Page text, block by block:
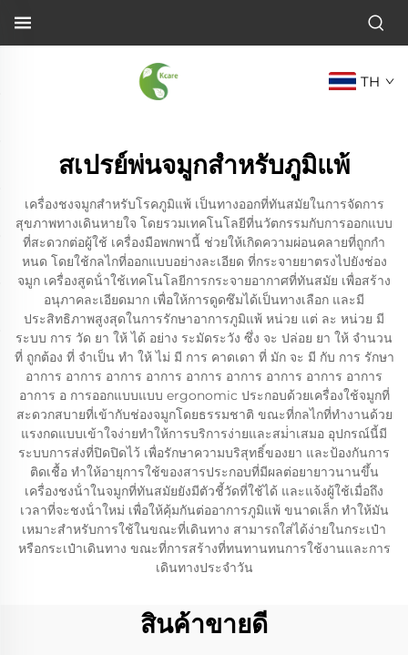
TH
สเปรย์พ่นจมูกสำหรับภูมิแพ้
เครื่องชงจมูกสําหรับโรคภูมิแพ้ เป็นทางออกที่ทันสมัยในการจัดการ
สุขภาพทางเดินหายใจ โดยรวมเทคโนโลยีที่นวัตกรรมกับการออกแบบ
ที่สะดวกต่อผู้ใช้ เครื่องมือพกพานี้ ช่วยให้เกิดความผ่อนคลายที่ถูกกํา
หนด โดยใช้กลไกที่ออกแบบอย่างละเอียด ที่กระจายยาตรงไปยังช่อง
จมูก เครื่องสูดน้ําใช้เทคโนโลยีการกระจายอากาศที่ทันสมัย เพื่อสร้าง
อนุภาคละเอียดมาก เพื่อให้การดูดซึมได้เป็นทางเลือก และมี
ประสิทธิภาพสูงสุดในการรักษาอาการภูมิแพ้ หน่วย แต่ ละ หน่วย มี
ระบบ การ วัด ยา ให้ ได้ อย่าง ระมัดระวัง ซึ่ง จะ ปล่อย ยา ให้ จํานวน
ที่ ถูกต้อง ที่ จําเป็น ทํา ให้ ไม่ มี การ คาดเดา ที่ มัก จะ มี กับ การ รักษา
อาการ อาการ อาการ อาการ อาการ อาการ อาการ อาการ อาการ
อาการ อ การออกแบบแบบ ergonomic ประกอบด้วยเครื่องใช้จมูกที่
สะดวกสบายที่เข้ากับช่องจมูกโดยธรรมชาติ ขณะที่กลไกที่ทํางานด้วย
แรงกดแบบเข้าใจง่ายทําให้การบริการง่ายและสม่ําเสมอ อุปกรณ์นี้มี
ระบบการส่งที่ปิดปิดไว้ เพื่อรักษาความบริสุทธิ์ของยา และป้องกันการ
ติดเชื้อ ทําให้อายุการใช้ของสารประกอบที่มีผลต่อยายาวนานขึ้น
เครื่องชงน้ําในจมูกที่ทันสมัยยังมีตัวชี้วัดที่ใช้ได้ และแจ้งผู้ใช้เมื่อถึง
เวลาที่จะชงน้ําใหม่ เพื่อให้คุ้มกันต่ออาการภูมิแพ้ ขนาดเล็ก ทําให้มัน
เหมาะสําหรับการใช้ในขณะที่เดินทาง สามารถใส่ได้ง่ายในกระเป๋า
หรือกระเป๋าเดินทาง ขณะที่การสร้างที่ทนทานทนการใช้งานและการ
เดินทางประจําวัน
สินค้าขายดี